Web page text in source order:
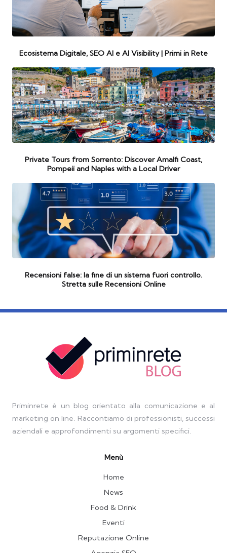
Ecosistema Digitale, SEO AI e AI Visibility | Primi in Rete
Private Tours from Sorrento: Discover Amalfi Coast,
Pompeii and Naples with a Local Driver
Recensioni false: la fine di un sistema fuori controllo.
Stretta sulle Recensioni Online
Priminrete è un blog orientato alla comunicazione e al
marketing on line. Raccontiamo di professionisti, successi
aziendali e approfondimenti su argomenti specifici.
Menù
Home
News
Food & Drink
Eventi
Reputazione Online